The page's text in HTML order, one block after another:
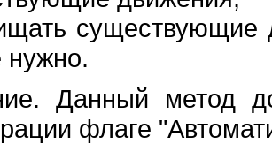
существующие
нужно.
Данный метод
флаге